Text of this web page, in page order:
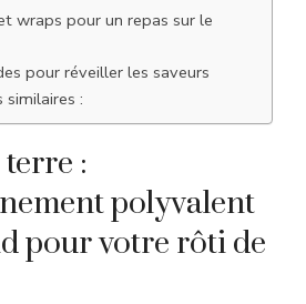
wraps pour un repas sur le
pour réveiller les saveurs
similaires :
:
polyvalent
pour votre rôti de